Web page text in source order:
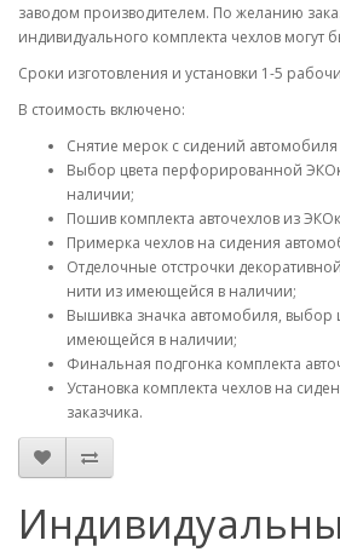
заводом производителем. По желанию
индивидуального комплекта чехлов
Сроки изготовления и установки 1-5
В стоимость включено:
Снятие мерок с сидений автомобиля
Выбор цвета перфорированной
наличии;
Пошив комплекта авточехлов из
Примерка чехлов на сидения
Отделочные отстрочки
нити из имеющейся в наличии;
Вышивка значка автомобиля, выбор
имеющейся в наличии;
Финальная подгонка комплекта
Установка комплекта чехлов на
заказчика.